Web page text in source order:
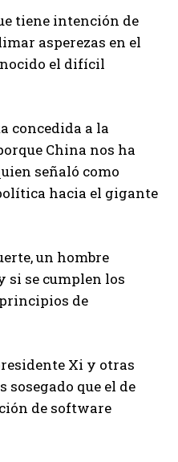
tiene intención de
asperezas en el
el difícil
concedida a la
China nos ha
señaló como
hacia el gigante
un hombre
si se cumplen los
de
Xi y otras
que el de
de software